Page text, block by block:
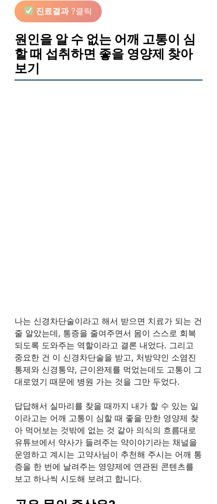
진료결과?클릭
원인을 알 수 없는 어깨 고통이 심
할 때 섭취하면 좋을 영양제 찾아
보기
나는 신경차단술이라고 해서 받으면 치료가 되는 건
줄 알았는데, 통증을 줄여주면서 몸이 스스로 회복
되도록 도와주는 역할이라고 결론 내었다. 그리고
중요한 건 이 신경차단술을 받고, 처방약인 소염진
통제와 신경통약, 근이완제를 먹었는데도 고통이 그
대로였기 때문에 병원 가는 것을 그만 두었다.
답답해서 실마리를 찾을 때까지 내가 할 수 있는 일
이라고는 어깨 고통이 심할 때 좋을 만한 영양제 찾
아 먹어보는 것밖에 없는 것 같아 의식의 흐름대로
유튜브에서 약사가 들려주는 약이야기라는 채널을
운영하고 계시는 고약사님이 추천해 주시는 어깨 통
증을 한 번에 날려주는 영양제에 연관된 콘텐츠를
보고 하나씩 시도해 보려고 합니다.